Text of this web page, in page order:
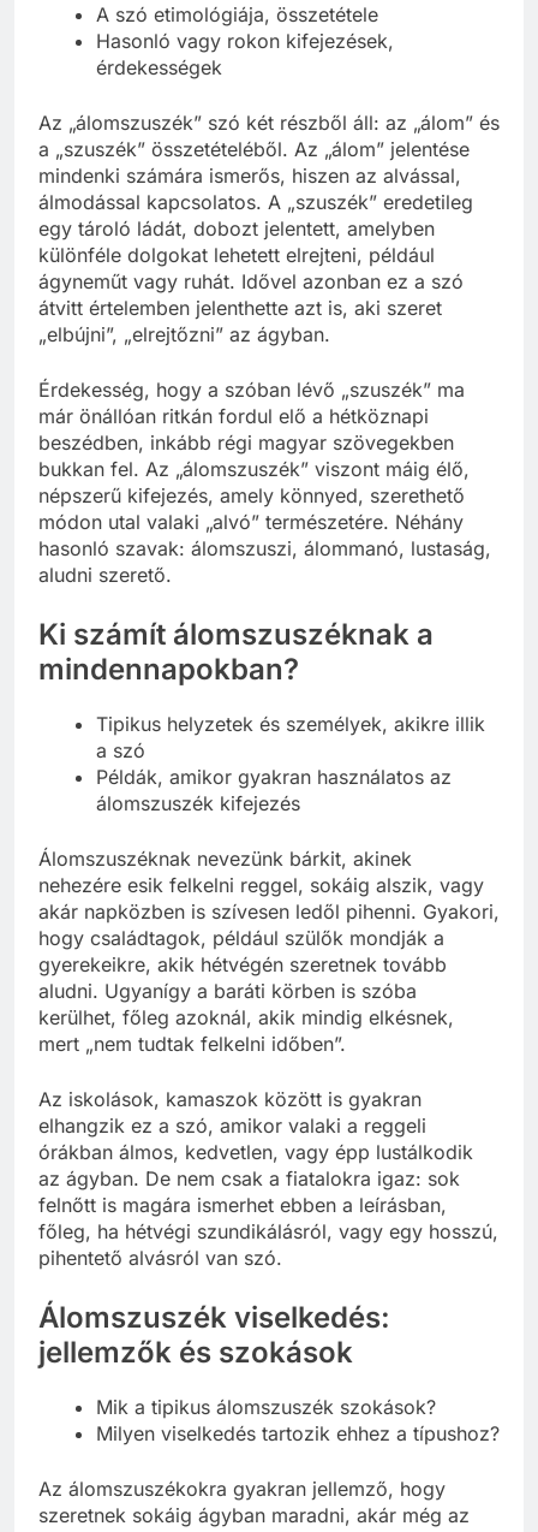
A szó etimológiája, összetétele
Hasonló vagy rokon kifejezések,
érdekességek
Az „álomszuszék” szó két részből áll: az „álom” és
a „szuszék” összetételéből. Az „álom” jelentése
mindenki számára ismerős, hiszen az alvással,
álmodással kapcsolatos. A „szuszék” eredetileg
egy tároló ládát, dobozt jelentett, amelyben
különféle dolgokat lehetett elrejteni, például
ágyneműt vagy ruhát. Idővel azonban ez a szó
átvitt értelemben jelenthette azt is, aki szeret
„elbújni”, „elrejtőzni” az ágyban.
Érdekesség, hogy a szóban lévő „szuszék” ma
már önállóan ritkán fordul elő a hétköznapi
beszédben, inkább régi magyar szövegekben
bukkan fel. Az „álomszuszék” viszont máig élő,
népszerű kifejezés, amely könnyed, szerethető
módon utal valaki „alvó” természetére. Néhány
hasonló szavak: álomszuszi, álommanó, lustaság,
aludni szerető.
Ki számít álomszuszéknak a
mindennapokban?
Tipikus helyzetek és személyek, akikre illik
a szó
Példák, amikor gyakran használatos az
álomszuszék kifejezés
Álomszuszéknak nevezünk bárkit, akinek
nehezére esik felkelni reggel, sokáig alszik, vagy
akár napközben is szívesen ledől pihenni. Gyakori,
hogy családtagok, például szülők mondják a
gyerekeikre, akik hétvégén szeretnek tovább
aludni. Ugyanígy a baráti körben is szóba
kerülhet, főleg azoknál, akik mindig elkésnek,
mert „nem tudtak felkelni időben”.
Az iskolások, kamaszok között is gyakran
elhangzik ez a szó, amikor valaki a reggeli
órákban álmos, kedvetlen, vagy épp lustálkodik
az ágyban. De nem csak a fiatalokra igaz: sok
felnőtt is magára ismerhet ebben a leírásban,
főleg, ha hétvégi szundikálásról, vagy egy hosszú,
pihentető alvásról van szó.
Álomszuszék viselkedés:
jellemzők és szokások
Mik a tipikus álomszuszék szokások?
Milyen viselkedés tartozik ehhez a típushoz?
Az álomszuszékokra gyakran jellemző, hogy
szeretnek sokáig ágyban maradni, akár még az